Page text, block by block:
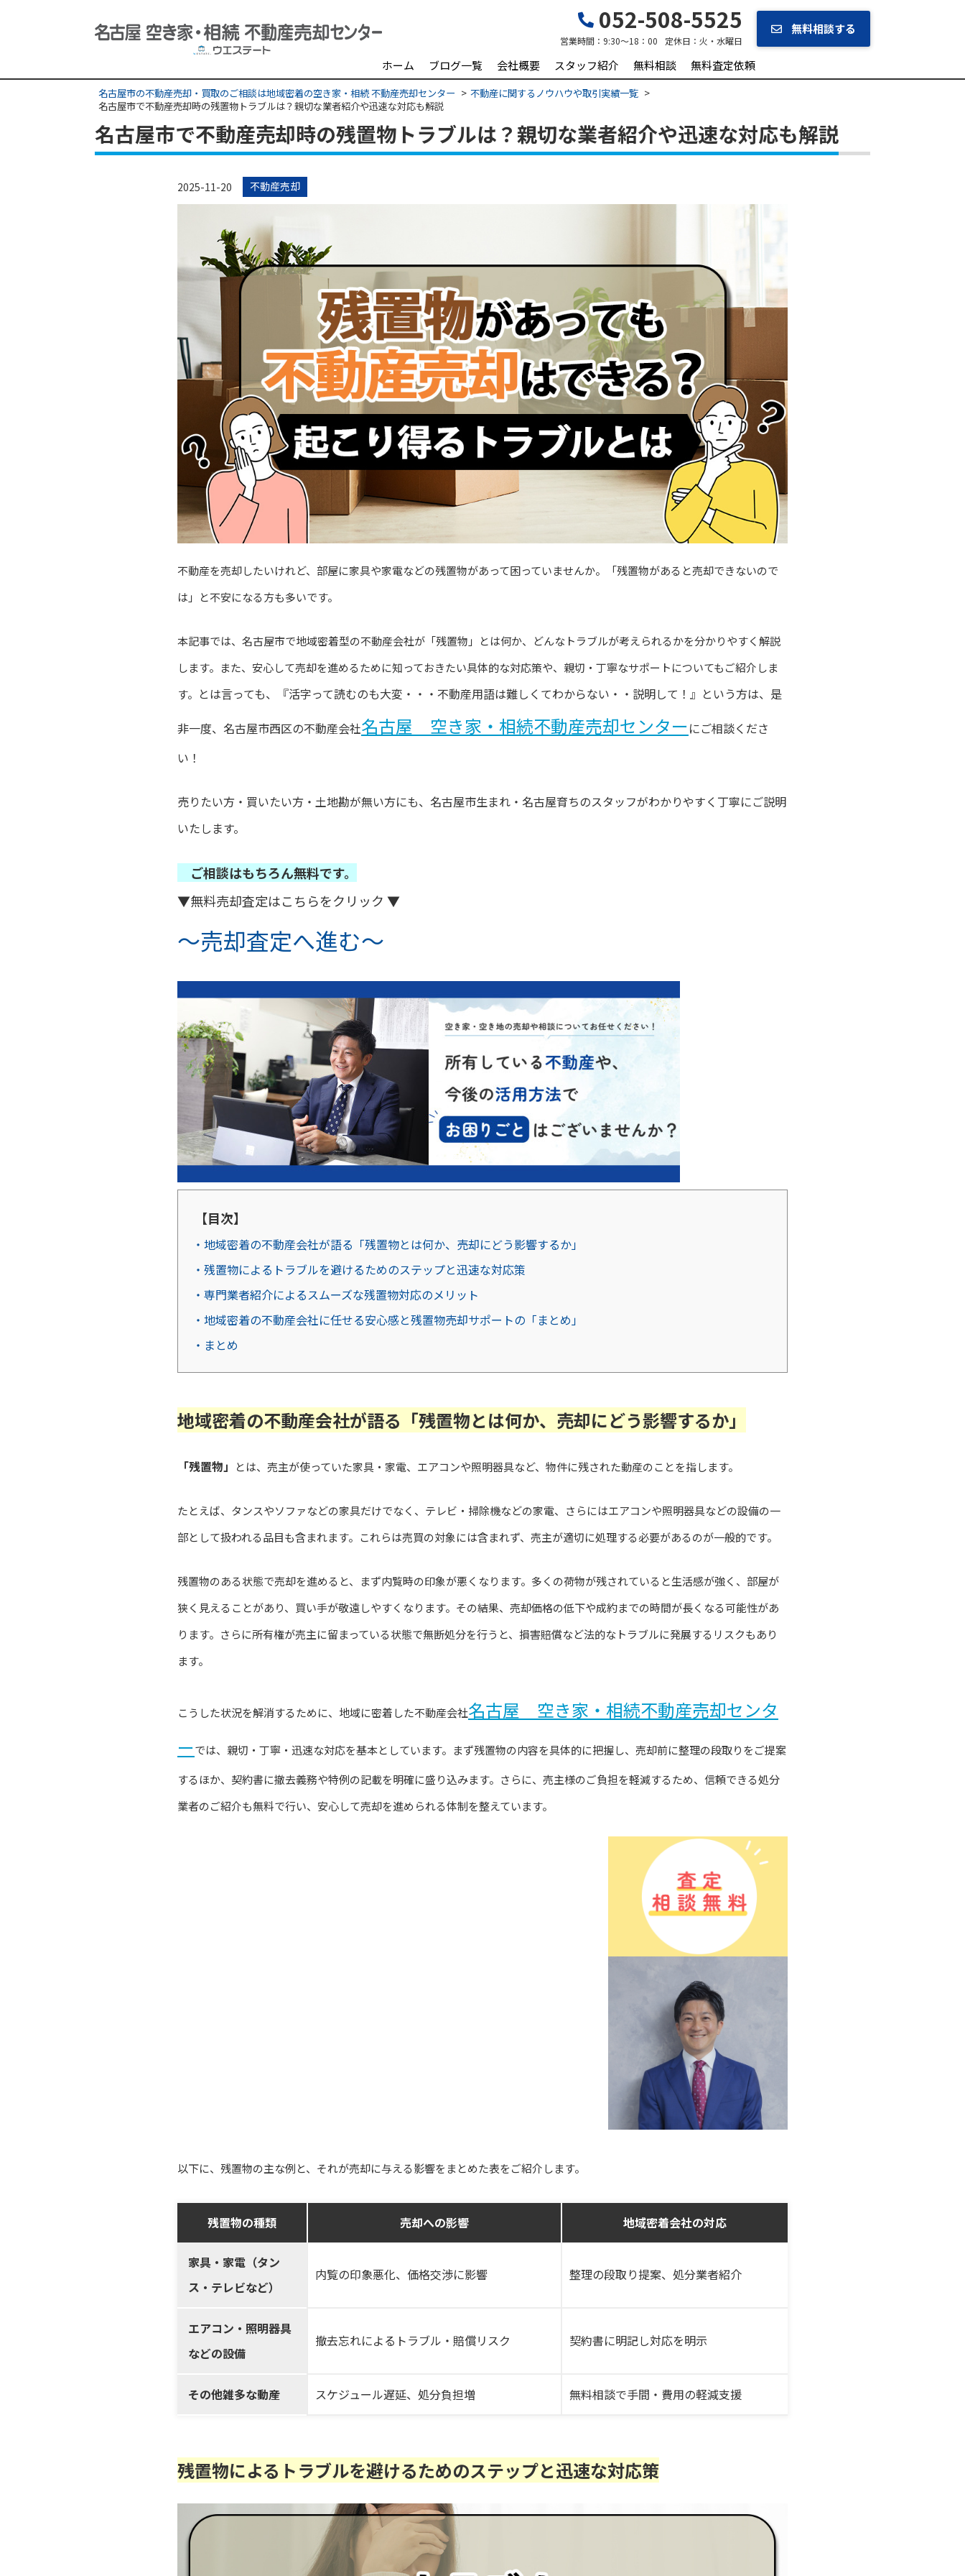
052-508-5525
営業時間： 9:30～18：00 定休日： 火・水曜日
無料相談する
ホーム ブログ一覧 会社概要 スタッフ紹介 無料相談 無料査定依頼
名古屋市の不動産売却・買取のご相談は地域密着の空き家・相続 不動産売却センター
不動産に関するノウハウや取引実績一覧
名古屋市で不動産売却時の残置物トラブルは？親切な業者紹介や迅速な対応も解説
名古屋市で不動産売却時の残置物トラブルは？親切な業者紹介や迅速な対応も解説
2025-11-20 不動産売却
不動産を売却したいけれど、部屋に家具や家電などの残置物があって困っていませんか。「残置物があると売却できないので
は」と不安になる方も多いです。
本記事では、名古屋市で地域密着型の不動産会社が「残置物」とは何か、どんなトラブルが考えられるかを分かりやすく解説
します。また、安心して売却を進めるために知っておきたい具体的な対応策や、親切・丁寧なサポートについてもご紹介しま
す。 とは言っても、『活字って読むのも大変・・・不動産用語は難しくてわからない・・説明して！』という方は、是
非一度、 名古屋市西区の不動産会社名古屋 空き家・相続不動産売却センター にご相談くださ
い！
売りたい方・買いたい方・土地勘が無い方にも、名古屋市生まれ・名古屋育ちのスタッフがわかりやすく丁寧にご説明
いたします。
ご相談はもちろん無料です。
▼無料売却査定はこちらをクリック ▼
～売却査定へ進む～
【目次】
・地域密着の不動産会社が語る「残置物とは何か、売却にどう影響するか」
・残置物によるトラブルを避けるためのステップと迅速な対応策
・専門業者紹介によるスムーズな残置物対応のメリット
・地域密着の不動産会社に任せる安心感と残置物売却サポートの「まとめ」
・まとめ
地域密着の不動産会社が語る「残置物とは何か、売却にどう影響するか」
「残置物」 とは、売主が使っていた家具・家電、エアコンや照明器具など、物件に残された動産のことを指します。
たとえば、タンスやソファなどの家具だけでなく、テレビ・掃除機などの家電、さらにはエアコンや照明器具などの設備の一
部として扱われる品目も含まれます。これらは売買の対象には含まれず、売主が適切に処理する必要があるのが一般的です。
残置物のある状態で売却を進めると、まず内覧時の印象が悪くなります。多くの荷物が残されていると生活感が強く、部屋が
狭く見えることがあり、買い手が敬遠しやすくなります。その結果、売却価格の低下や成約までの時間が長くなる可能性があ
ります。さらに所有権が売主に留まっている状態で無断処分を行うと、損害賠償など法的なトラブルに発展するリスクもあり
ます。
こうした状況を解消するために、地域に密着した不動産会社名古屋 空き家・相続不動産売却センタ
ーでは、親切・丁寧・迅速な対応を基本としています。まず残置物の内容を具体的に把握し、売却前に整理の段取りをご提案
するほか、契約書に撤去義務や特例の記載を明確に盛り込みます。さらに、売主様のご負担を軽減するため、信頼できる処分
業者のご紹介も無料で行い、安心して売却を進められる体制を整えています。
以下に、残置物の主な例と、それが売却に与える影響をまとめた表をご紹介します。
残置物の種類 売却への影響 地域密着会社の対応
家具・家電（タン
ス・テレビなど）
内覧の印象悪化、価格交渉に影響 整理の段取り提案、処分業者紹介
エアコン・照明器具
などの設備
撤去忘れによるトラブル・賠償リスク 契約書に明記し対応を明示
その他雑多な動産 スケジュール遅延、処分負担増 無料相談で手間・費用の軽減支援
残置物によるトラブルを避けるためのステップと迅速な対応策